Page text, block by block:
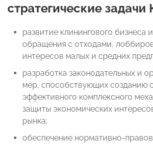
стратегические
развитие клинингового бизнеса
обращения с отходами,
интересов малых и средних
разработка законодательных и
мер, способствующих созданию
эффективного комплексного
защиты экономических
рынка;
обеспечение нормативно-